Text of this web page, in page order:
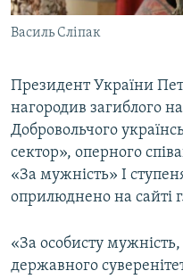
УКРАЇНСЬКА ПРОБЛЕМА
ІНФОГРАФІКА
ДОЛУЧАЙСЯ!
Усі сайти RFE/RL
Василь Сліпак
Президент України
нагородив загиблого
Добровольчого
сектор», оперного
«За мужність» І
оприлюднено на сайті
«За особисту
державного